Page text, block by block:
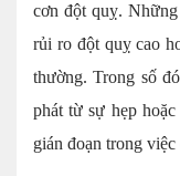
cơn đột quỵ.
rủi ro đột quỵ cao
thường. Trong số
phát từ sự hẹp
gián đoạn trong việc